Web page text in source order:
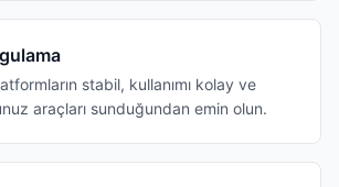
stabil, kullanımı kolay ve
araçları sunduğundan emin olun.